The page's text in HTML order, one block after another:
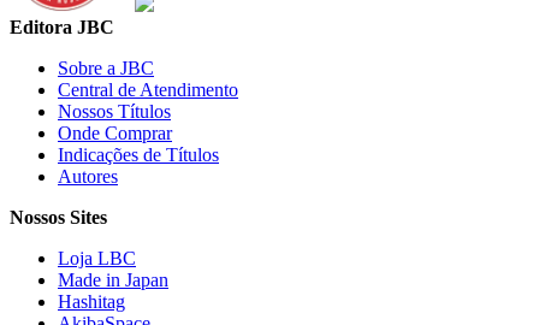
Editora JBC
Sobre a JBC
Central de Atendimento
Nossos Títulos
Onde Comprar
Indicações de Títulos
Autores
Nossos Sites
Loja LBC
Made in Japan
Hashitag